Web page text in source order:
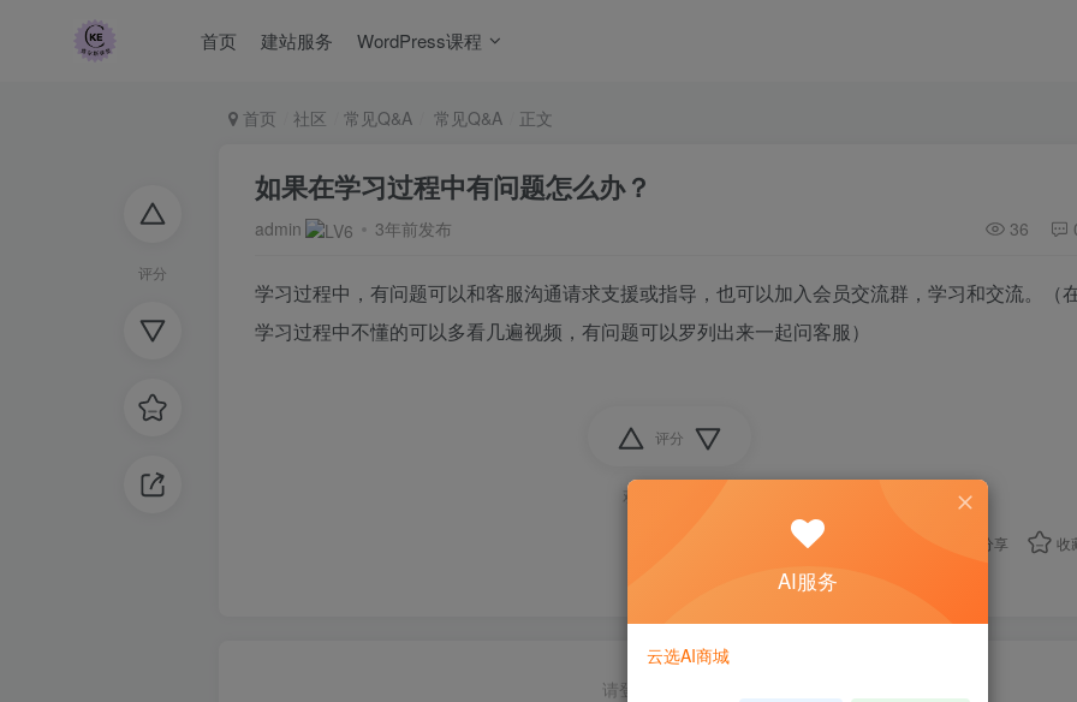
首页 建站服务 WordPress课程
评分
首页 社区 常见Q&A 常见Q&A 正文
如果在学习过程中有问题怎么办？
admin 3年前发布 36
学习过程中，有问题可以和客服沟通请求支援或指导，也可以加入会员交流群，学习和交流。（
学习过程中不懂的可以多看几遍视频，有问题可以罗列出来一起问客服）
评分
欢迎为他评分
分享 收
请登录后发表评论
AI服务
云选AI商城